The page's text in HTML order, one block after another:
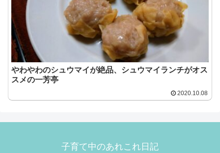
やわやわのシュウマイが絶品、シュウマイランチがオス
スメの一芳亭
2020.10.08
子育て中のあれこれ日記